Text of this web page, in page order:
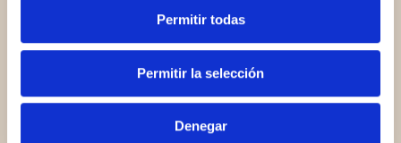
Permitir todas
Permitir la selección
Denegar
Pedro de Borbón Dos Sicilias
Consejero y Asesor Técnico